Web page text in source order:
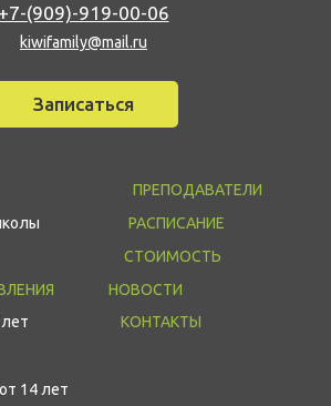
+7-(909)-919-00-06
kiwifamily@mail.ru
Записаться
ПРЕПОДАВАТЕЛИ
РАСПИСАНИЕ
СТОИМОСТЬ
НОВОСТИ
КОНТАКТЫ
14 лет